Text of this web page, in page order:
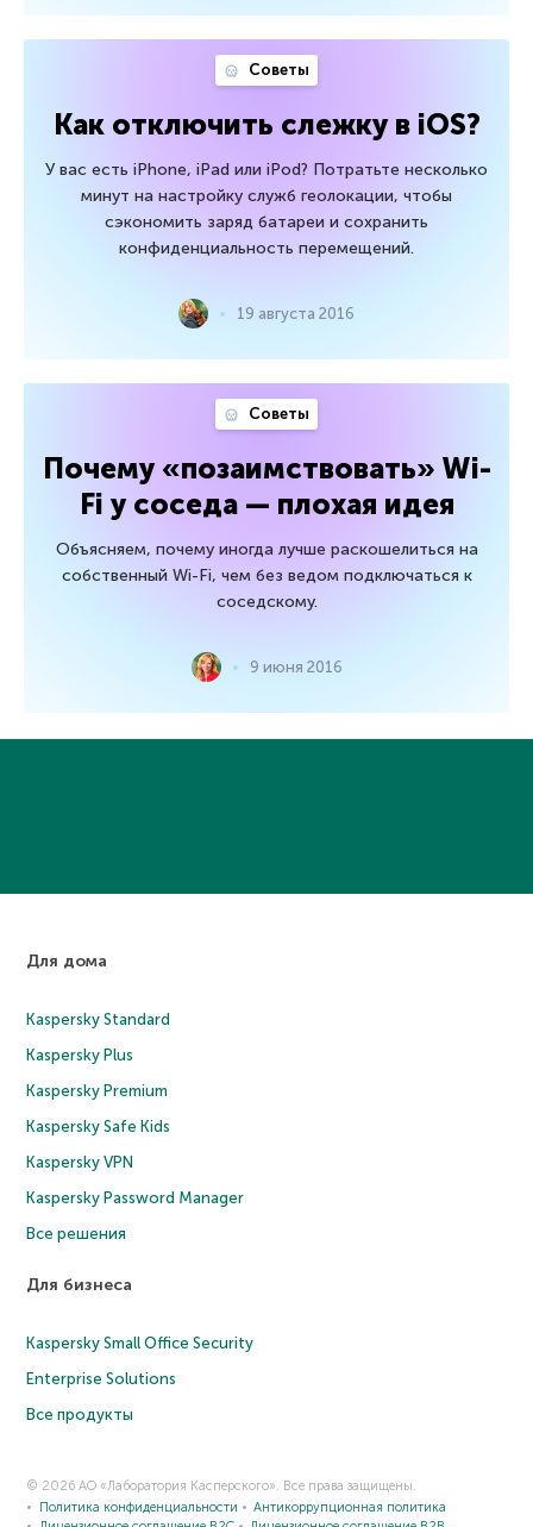
Советы
Как отключить слежку в iOS?
У вас есть iPhone, iPad или iPod? Потратьте несколько
минут на настройку служб геолокации, чтобы
сэкономить заряд батареи и сохранить
конфиденциальность перемещений.
19 августа 2016
Советы
Почему «позаимствовать» Wi-
Fi у соседа — плохая идея
Объясняем, почему иногда лучше раскошелиться на
собственный Wi-Fi, чем без ведом подключаться к
соседскому.
9 июня 2016
Для дома
Kaspersky Standard
Kaspersky Plus
Kaspersky Premium
Kaspersky Safe Kids
Kaspersky VPN
Kaspersky Password Manager
Все решения
Для бизнеса
Kaspersky Small Office Security
Enterprise Solutions
Все продукты
© 2026 АО «Лаборатория Касперского». Все права защищены.
Политика конфиденциальности
Антикоррупционная политика